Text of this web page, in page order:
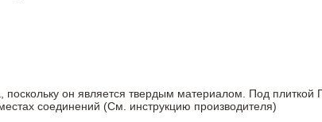
он является твердым материалом. Под
соединений (См. инструкцию производителя)